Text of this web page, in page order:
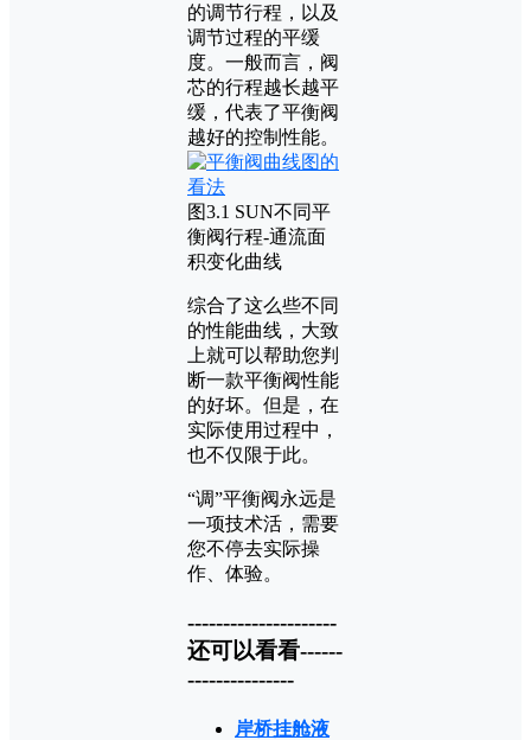
的调节行程，以及
调节过程的平缓
度。一般而言，阀
芯的行程越长越平
缓，代表了平衡阀
越好的控制性能。
图3.1 SUN不同平
衡阀行程-通流面
积变化曲线
综合了这么些不同
的性能曲线，大致
上就可以帮助您判
断一款平衡阀性能
的好坏。但是，在
实际使用过程中，
也不仅限于此。
“调”平衡阀永远是
一项技术活，需要
您不停去实际操
作、体验。
---------------------
还可以看看------
---------------
岸桥挂舱液